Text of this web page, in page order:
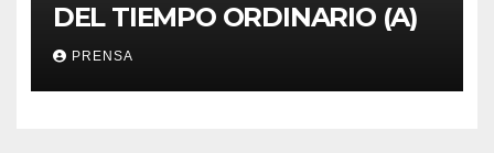
DEL TIEMPO ORDINARIO (A)
PRENSA